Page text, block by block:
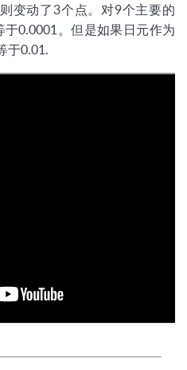
变动了3个点。对9个主要的
0.0001。但是如果日元作为
于0.01.